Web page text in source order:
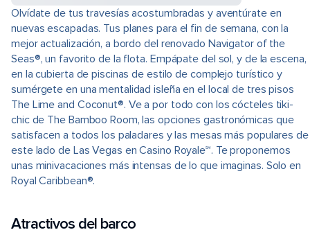
Olvídate de tus travesías acostumbradas y aventúrate en
nuevas escapadas. Tus planes para el fin de semana, con la
mejor actualización, a bordo del renovado Navigator of the
Seas®, un favorito de la flota. Empápate del sol, y de la escena,
en la cubierta de piscinas de estilo de complejo turístico y
sumérgete en una mentalidad isleña en el local de tres pisos
The Lime and Coconut®. Ve a por todo con los cócteles tiki-
chic de The Bamboo Room, las opciones gastronómicas que
satisfacen a todos los paladares y las mesas más populares de
este lado de Las Vegas en Casino Royale℠. Te proponemos
unas minivacaciones más intensas de lo que imaginas. Solo en
Royal Caribbean®.
Atractivos del barco